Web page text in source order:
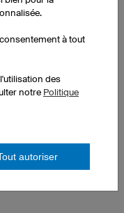
à tout
des
notre Politique
autoriser